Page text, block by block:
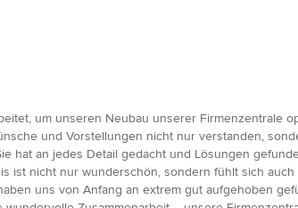
um unseren Neubau unserer
und Vorstellungen nicht nur verstanden,
hat an jedes Detail gedacht und Lösungen
ist nicht nur wunderschön, sondern fühlt sich
uns von Anfang an extrem gut aufgehoben